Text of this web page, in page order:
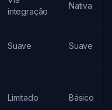
integração
Nativa
Suave Suave
Limitado Básico